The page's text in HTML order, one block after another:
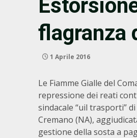
flagranza
1 Aprile 2016
Le Fiamme Gialle del
repressione dei reati
sindacale “uil trasporti”
Cremano (NA),
gestione della sosta a